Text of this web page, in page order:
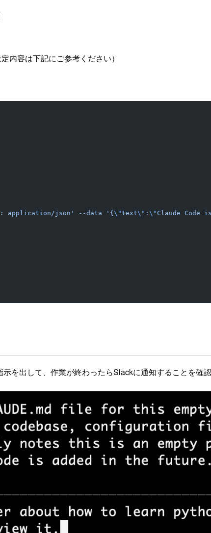
内容は下記にご参考ください）
application/json' --data '{\"text\" : \" Claude Code
を出して、作業が終わったらSlackに通知することを確認